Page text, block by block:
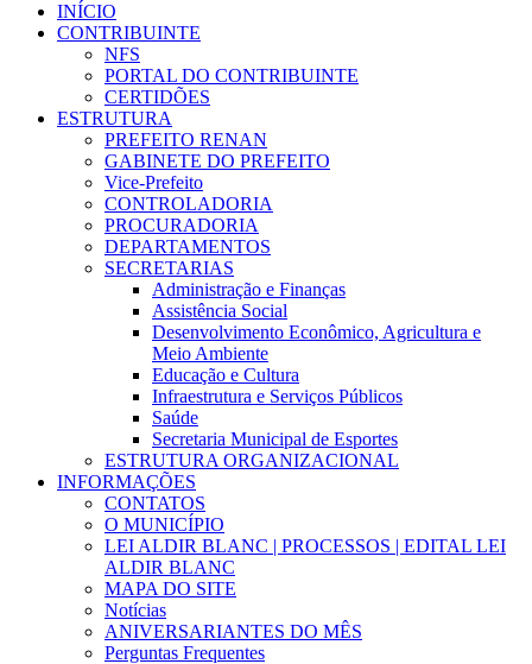
INÍCIO
CONTRIBUINTE
NFS
PORTAL DO CONTRIBUINTE
CERTIDÕES
ESTRUTURA
PREFEITO RENAN
GABINETE DO PREFEITO
Vice-Prefeito
CONTROLADORIA
PROCURADORIA
DEPARTAMENTOS
SECRETARIAS
Administração e Finanças
Assistência Social
Desenvolvimento Econômico, Agricultura e
Meio Ambiente
Educação e Cultura
Infraestrutura e Serviços Públicos
Saúde
Secretaria Municipal de Esportes
ESTRUTURA ORGANIZACIONAL
INFORMAÇÕES
CONTATOS
O MUNICÍPIO
LEI ALDIR BLANC | PROCESSOS | EDITAL LEI
ALDIR BLANC
MAPA DO SITE
Notícias
ANIVERSARIANTES DO MÊS
Perguntas Frequentes